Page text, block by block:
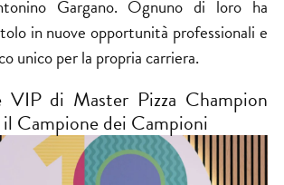
Gargano. Ognuno di loro ha
in nuove opportunità professionali e
unico per la propria carriera.
VIP di Master Pizza Champion
Campione dei Campioni